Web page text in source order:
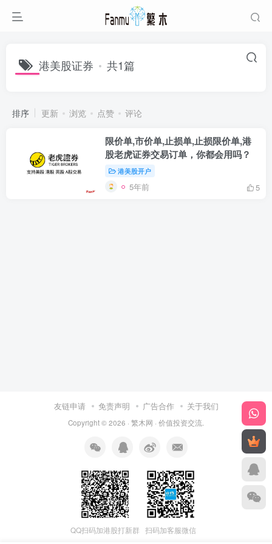
港美股证券 共1篇
排序 更新 浏览 点赞 评论
限价单,市价单,止损单,止损限价单,港
股老虎证券交易订单，你都会用吗？
港美股开户
5年前 5
友链申请 免责声明 广告合作 关于我们
Copyright © 2026 · 繁木网 · 价值投资交流
QQ扫码加港股打新群 扫码加客服微信